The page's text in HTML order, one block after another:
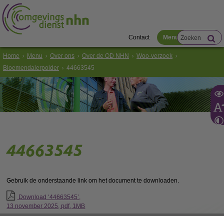
Contact Menu
Home Menu Over ons Over de OD NHN
Woo-verzoek
Bloemendalerpolder
44663545
44663545
Gebruik de onderstaande link om het document te downloaden.
Download ‘44663545’,
13 november 2025, pdf, 1MB